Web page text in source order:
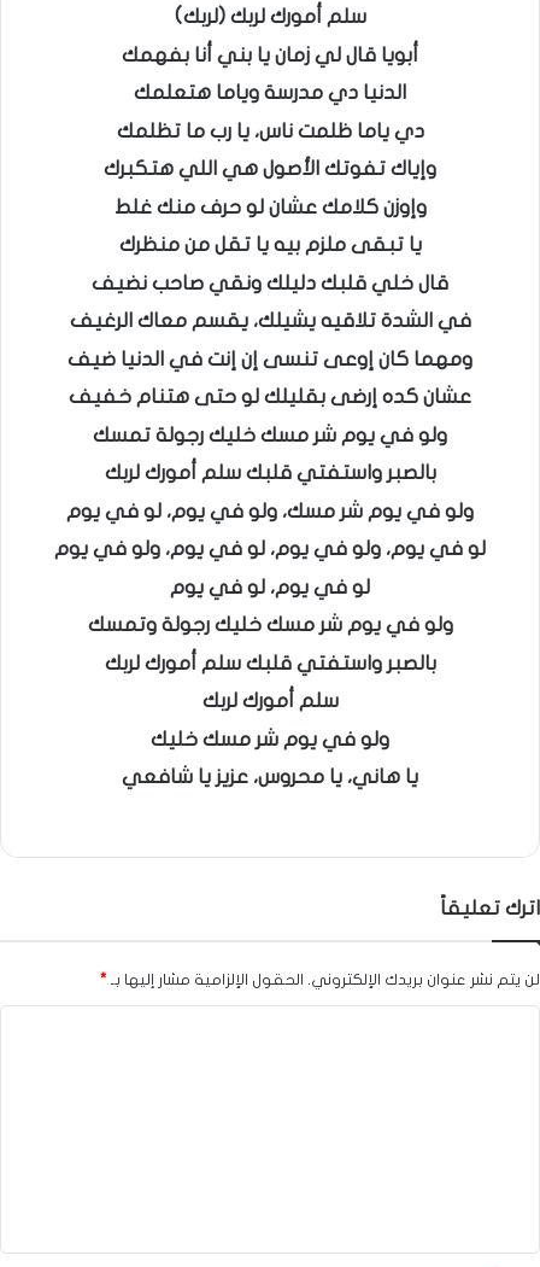
سلم أمورك لربك (لربك)
أبويا قال لي زمان يا بني أنا بفهمك
الدنيا دي مدرسة وياما هتعلمك
دي ياما ظلمت ناس، يا رب ما تظلمك
وإياك تفوتك الأصول هي اللي هتكبرك
وإوزن كلامك عشان لو حرف منك غلط
يا تبقى ملزم بيه يا تقل من منظرك
قال خلي قلبك دليلك ونقي صاحب نضيف
في الشدة تلاقيه يشيلك، يقسم معاك الرغيف
ومهما كان إوعى تنسى إن إنت في الدنيا ضيف
عشان كده إرضى بقليلك لو حتى هتنام خفيف
ولو في يوم شر مسك خليك رجولة تمسك
بالصبر واستفتي قلبك سلم أمورك لربك
ولو في يوم شر مسك، ولو في يوم، لو في يوم
لو في يوم، ولو في يوم، لو في يوم، ولو في يوم
لو في يوم، لو في يوم
ولو في يوم شر مسك خليك رجولة وتمسك
بالصبر واستفتي قلبك سلم أمورك لربك
سلم أمورك لربك
ولو في يوم شر مسك خليك
يا هاني، يا محروس، عزيز يا شافعي
اترك تعليقاً
لن يتم نشر عنوان بريدك الإلكتروني. الحقول الإلزامية مشار إليها بـ *